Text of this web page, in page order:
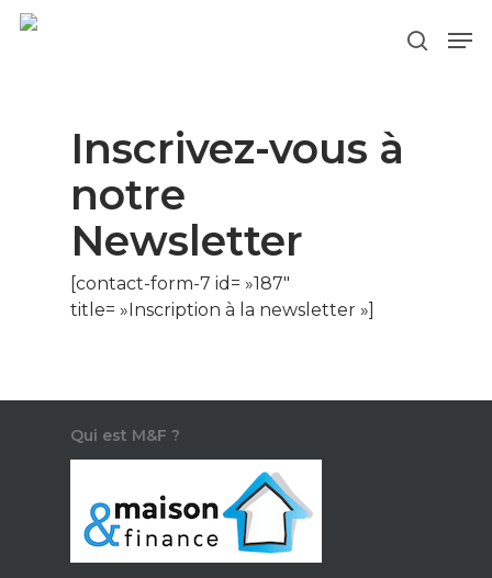
Hit enter to search or ESC to close
Inscrivez-vous à
notre
Newsletter
[contact-form-7 id= »187″
title= »Inscription à la newsletter »]
Qui est M&F ?
intéresse ? Cliquez
newsletter !